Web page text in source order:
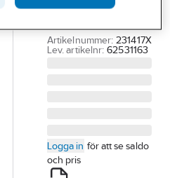
WIZZO NORDEX
ALUMINIUM 140CM
Artikelnummer: 231417X
Lev. artikelnr: 62531163
Logga in för att se saldo
och pris